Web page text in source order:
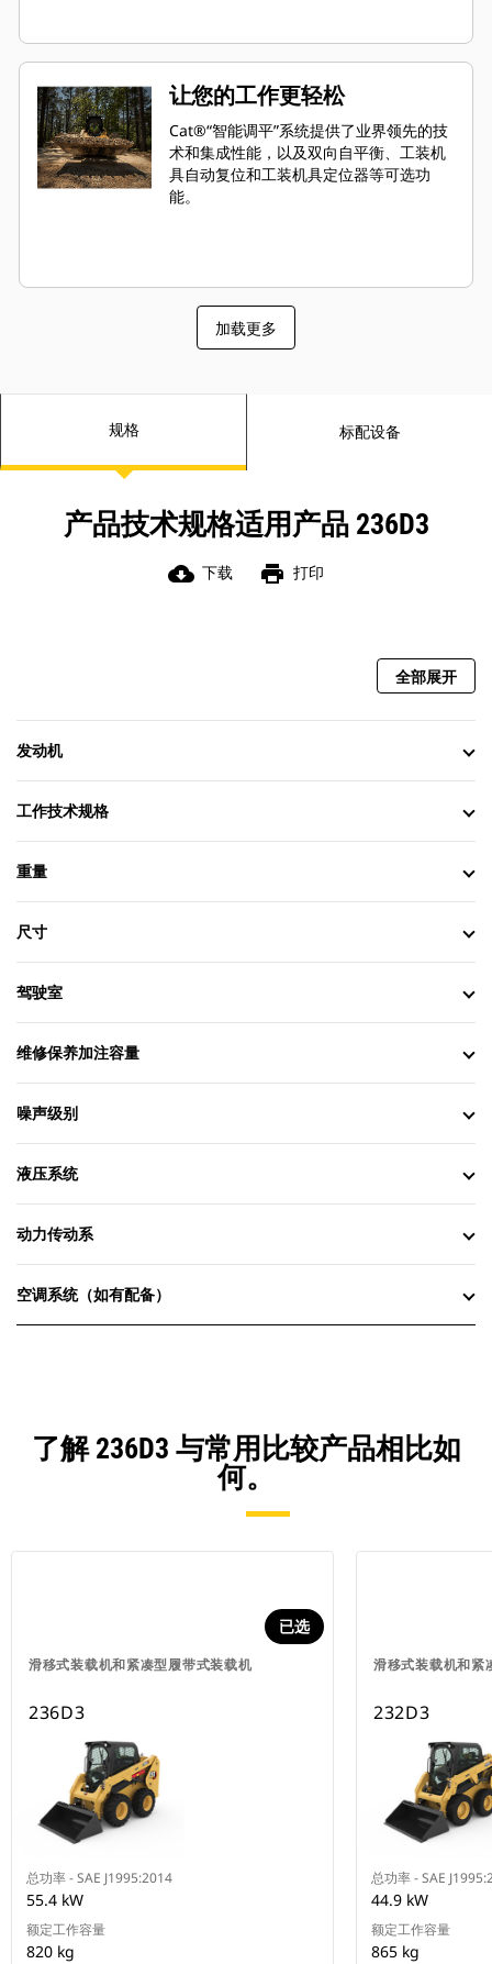
让您的工作更轻松
Cat®“智能调平”系统提供了业界领先的技
术和集成性能，以及双向自平衡、工装机
具自动复位和工装机具定位器等可选功
能。
加载更多
规格 标配设备
产品技术规格适用产品 236D3
cloud_download 下载 print 打印
全部展开
发动机
工作技术规格
重量
尺寸
驾驶室
维修保养加注容量
噪声级别
液压系统
动力传动系
空调系统（如有配备）
了解 236D3 与常用比较产品相比如
何。
滑移式装载机和紧凑型履带式装载机
已选
236D3
总功率 - SAE J1995:2014
55.4 kW
额定工作容量
820 kg
滑移式装载机和紧
232D3
总功率 - SAE
44.9 kW
额定工作容量
865 kg